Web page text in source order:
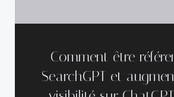
Comment être
SearchGPT et